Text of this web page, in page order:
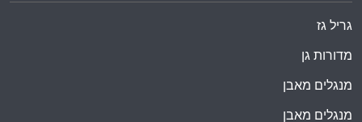
גריל גז
מדורות גן
מנגלים מאבן
מנגלים מאבן